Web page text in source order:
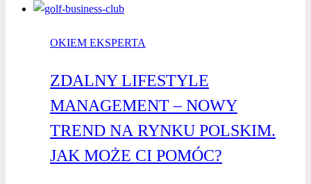
OKIEM EKSPERTA
ZDALNY LIFESTYLE
MANAGEMENT – NOWY
TREND NA RYNKU POLSKIM.
JAK MOŻE CI POMÓC?